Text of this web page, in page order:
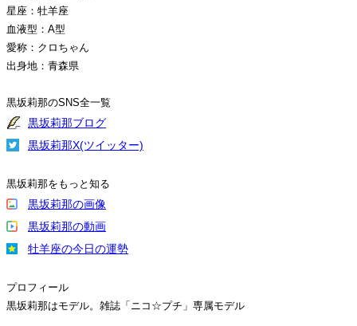
星座：牡羊座
血液型：A型
愛称：クロちゃん
出身地：青森県
黒坂莉那のSNS全一覧
黒坂莉那ブログ
黒坂莉那X(ツイッター)
黒坂莉那をもっと知る
黒坂莉那の画像
黒坂莉那の動画
牡羊座の今日の運勢
プロフィール
黒坂莉那はモデル。雑誌「ニコ☆プチ」専属モデル